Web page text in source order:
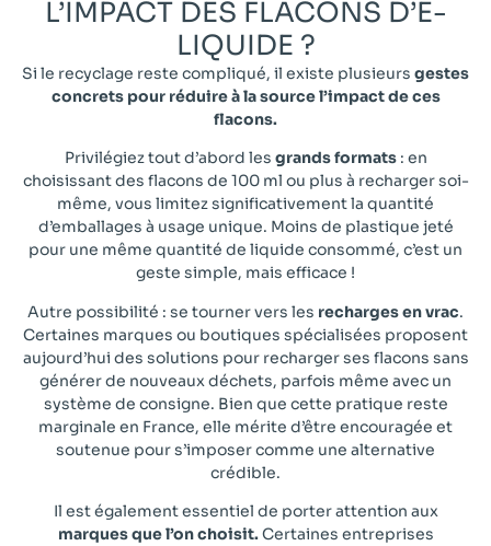
L’IMPACT DES FLACONS D’E-
LIQUIDE ?​
Si le recyclage reste compliqué, il existe plusieurs gestes
concrets pour réduire à la source l’impact de ces
flacons.
Privilégiez tout d’abord les grands formats: en
choisissant des flacons de 100 ml ou plus à recharger soi-
même, vous limitez significativement la quantité
d’emballages à usage unique. Moins de plastique jeté
pour une même quantité de liquide consommé, c’est un
geste simple, mais efficace !
Autre possibilité : se tourner vers les recharges en vrac.
Certaines marques ou boutiques spécialisées proposent
aujourd’hui des solutions pour recharger ses flacons sans
générer de nouveaux déchets, parfois même avec un
système de consigne. Bien que cette pratique reste
marginale en France, elle mérite d’être encouragée et
soutenue pour s’imposer comme une alternative
crédible.
Il est également essentiel de porter attention aux
marques que l’on choisit.Certaines entreprises